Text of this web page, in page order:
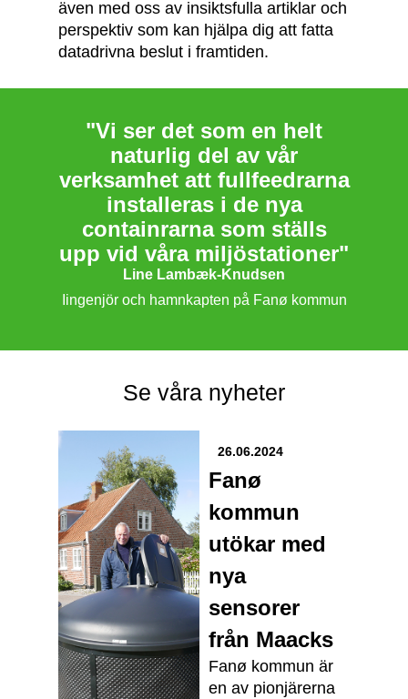
även med oss av insiktsfulla artiklar och
perspektiv som kan hjälpa dig att fatta
datadrivna beslut i framtiden.
"Vi ser det som en helt
naturlig del av vår
verksamhet att fullfeedrarna
installeras i de nya
containrarna som ställs
upp vid våra miljöstationer"
Line Lambæk-Knudsen
Iingenjör och hamnkapten på Fanø kommun
Se våra nyheter
26.06.2024
Fanø
kommun
utökar med
nya
sensorer
från Maacks
Fanø kommun är
en av pionjärerna